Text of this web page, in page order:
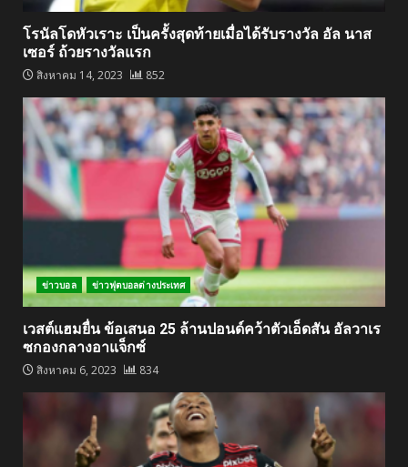
โรนัลโดหัวเราะ เป็นครั้งสุดท้ายเมื่อได้รับรางวัล อัล นาส
เซอร์ ถ้วยรางวัลแรก
สิงหาคม 14, 2023 852
ข่าวบอล ข่าวฟุตบอลต่างประเทศ
เวสต์แฮมยื่น ข้อเสนอ 25 ล้านปอนด์คว้าตัวเอ็ดสัน อัลวาเร
ซกองกลางอาแจ็กซ์
สิงหาคม 6, 2023 834